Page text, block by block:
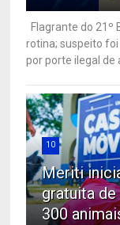
Flagrante do
rotina; suspeito
por porte ilegal de
10
Meriti
gratuita
300